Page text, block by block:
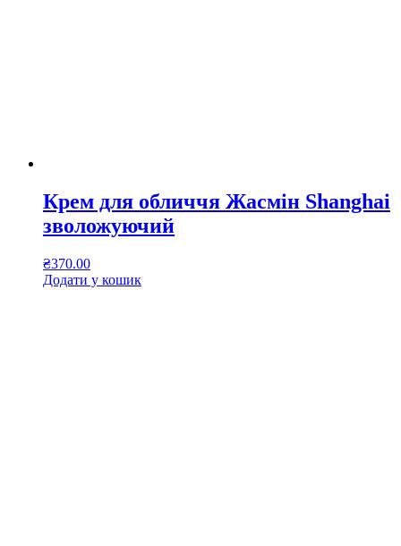
Крем для обличчя Жасмін Shanghai
зволожуючий
₴370.00
Додати у кошик